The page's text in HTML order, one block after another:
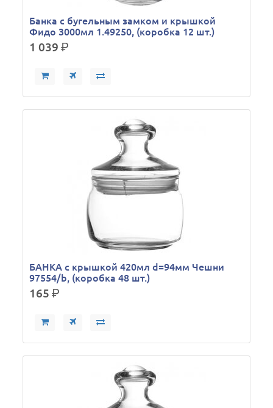
Банка с бугельным замком и крышкой
Фидо 3000мл 1.49250, (коробка 12 шт.)
1 039р.
БАНКА с крышкой 420мл d=94мм Чешни
97554/b, (коробка 48 шт.)
165р.